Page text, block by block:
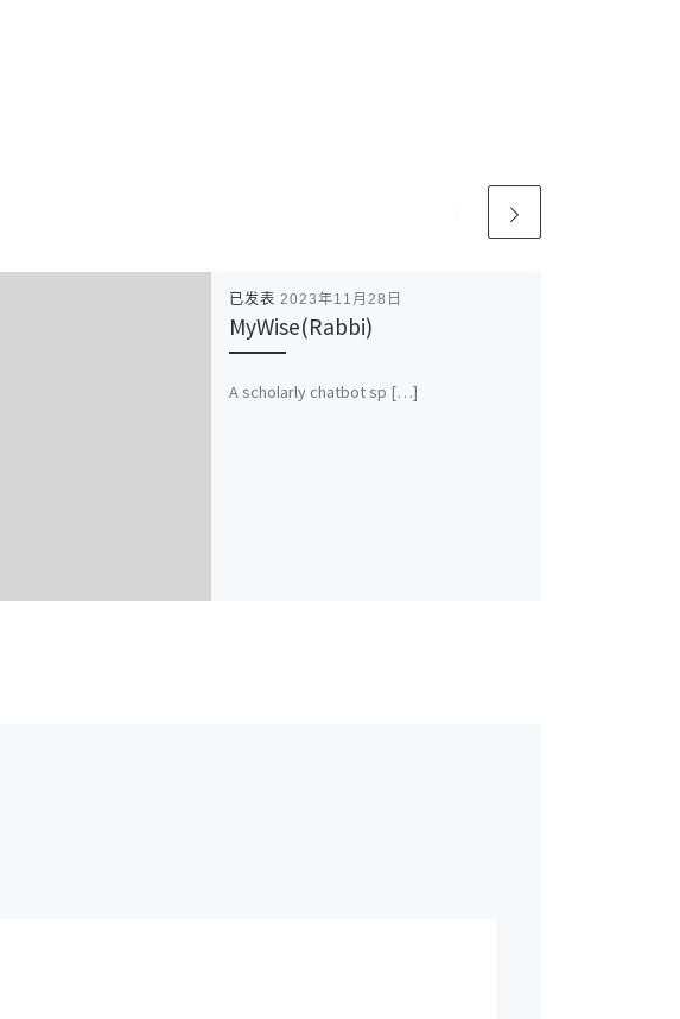
已发表 2023年11月28日
MyWise(Rabbi)
A scholarly chatbot sp […]